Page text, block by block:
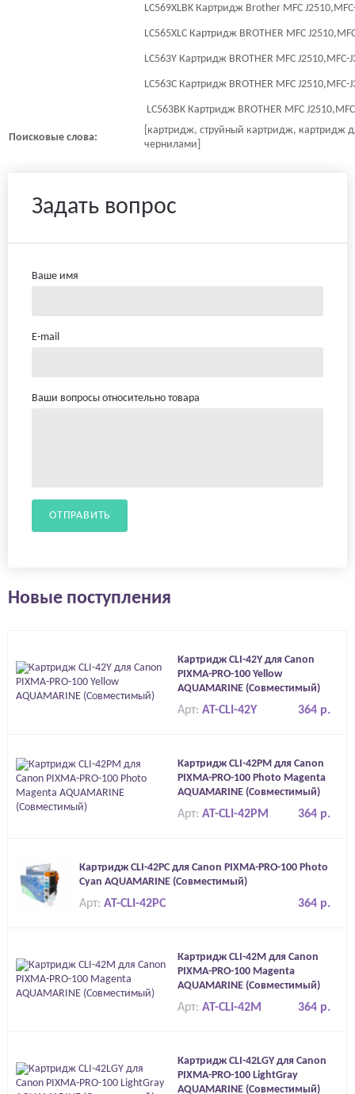
LC569XLBK Картридж Brother MFC
LC565XLC Картридж BROTHER MFC
LC563Y Картридж BROTHER MFC
LC563C Картридж BROTHER MFC
LC563BK Картридж BROTHER MFC
Поисковые слова:
[картридж, струйный картридж, картридж
чернилами]
Задать вопрос
Ваше имя
E-mail
Ваши вопросы относительно товара
ОТПРАВИТЬ
Новые поступления
Картридж CLI-42Y для Canon
PIXMA-PRO-100 Yellow
AQUAMARINE (Совместимый)
364 р.
Арт:AT-CLI-42Y
Картридж CLI-42PM для Canon
PIXMA-PRO-100 Photo Magenta
AQUAMARINE (Совместимый)
364 р.
Арт: AT-CLI-42PM
Картридж CLI-42PC для Canon PIXMA-PRO-100 Photo
Cyan AQUAMARINE (Совместимый)
364 р.
Арт: AT-CLI-42PC
Картридж CLI-42M для Canon
PIXMA-PRO-100 Magenta
AQUAMARINE (Совместимый)
364 р.
Арт:AT-CLI-42M
Картридж CLI-42LGY для Canon
PIXMA-PRO-100 LightGray
AQUAMARINE (Совместимый)